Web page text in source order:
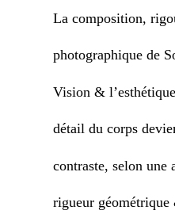
La composition,
photographique de
Vision &
détail du corps
contraste, selon une
rigueur géométrique